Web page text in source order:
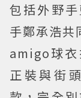
包括外野
手鄭承浩共
amigo球衣
正裝與街